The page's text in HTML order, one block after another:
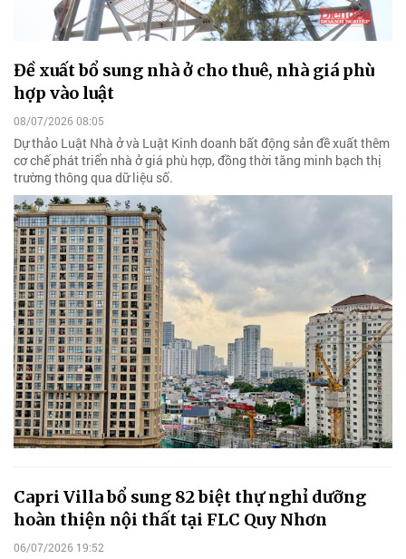
Đề xuất bổ sung nhà ở cho thuê, nhà giá phù
hợp vào luật
08/07/2026 08:05
Dự thảo Luật Nhà ở và Luật Kinh doanh bất động sản đề xuất thêm
cơ chế phát triển nhà ở giá phù hợp, đồng thời tăng minh bạch thị
trường thông qua dữ liệu số.
Capri Villa bổ sung 82 biệt thự nghỉ dưỡng
hoàn thiện nội thất tại FLC Quy Nhơn
06/07/2026 19:52